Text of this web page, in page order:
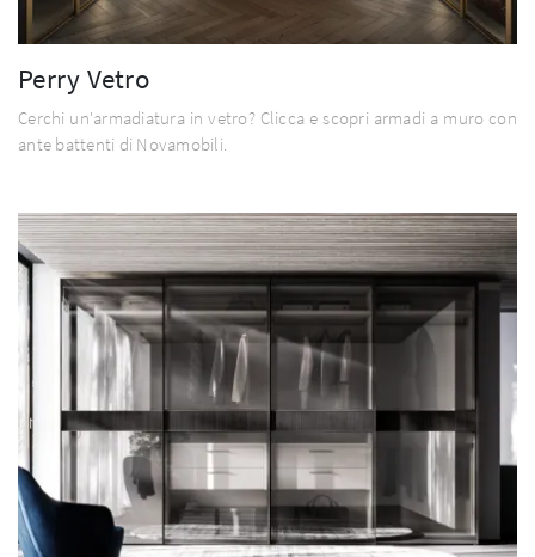
Perry Vetro
Cerchi un'armadiatura in vetro? Clicca e scopri armadi a muro con
ante battenti di Novamobili.